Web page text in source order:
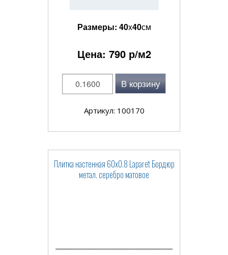
Размеры: 40x40см
Цена: 790р/м2
В корзину
Артикул: 100170
Плитка настенная 60x0.8 Laparet Бордюр
метал. серебро матовое